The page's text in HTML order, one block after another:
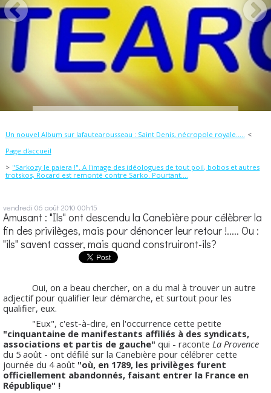
Un nouvel Album sur lafautearousseau : Saint Denis, nécropole royale.....
Page d'accueil
"Sarkozy le paiera !". A l'image des idéologues de tout poil, bobos et autres
trotskos, Rocard est remonté contre Sarko. Pourtant....
vendredi 06 août 2010 00h15
Amusant : "Ils" ont descendu la Canebière pour célèbrer la
fin des privilèges, mais pour dénoncer leur retour !..... Ou :
"ils" savent casser, mais quand construiront-ils?
Oui, on a beau chercher, on a du mal à trouver un autre
adjectif pour qualifier leur démarche, et surtout pour les
qualifier, eux.
"Eux", c'est-à-dire, en l'occurrence cette petite
"cinquantaine de manifestants affiliés à des syndicats,
associations et partis de gauche" qui - raconte La Provence
du 5 août - ont défilé sur la Canebière pour célébrer cette
journée du 4 août "où, en 1789, les privilèges furent
officiellement abandonnés, faisant entrer la France en
République" !